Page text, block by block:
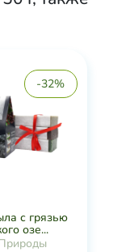
-32%
с грязью
озе...